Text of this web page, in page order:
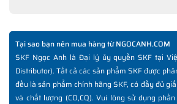
✅Chất lượng vòng bi SKF chính hãng
✅Những cách phân biệt vòng bi SKF giả bằng
✅ SKF Authenticate, Phần mềm kiểm tra
Tại sao bạn nên mua hàng từ NGOCANH.COM
SKF Ngọc Anh là Đại lý ủy quyền SKF tại
Distributor). Tất cả các sản phẩm SKF được
đều là sản phẩm chính hãng SKF, có đầy đủ
và chất lượng (CO,CQ). Vui lòng sử dụng